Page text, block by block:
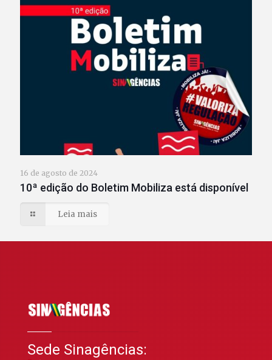
16 de agosto de 2024
10ª edição do Boletim Mobiliza está disponível
Leia mais
Sede Sinagências: